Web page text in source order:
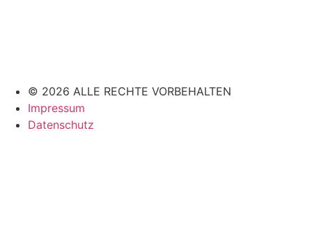
© 2026 ALLE RECHTE VORBEHALTEN
Impressum
Datenschutz